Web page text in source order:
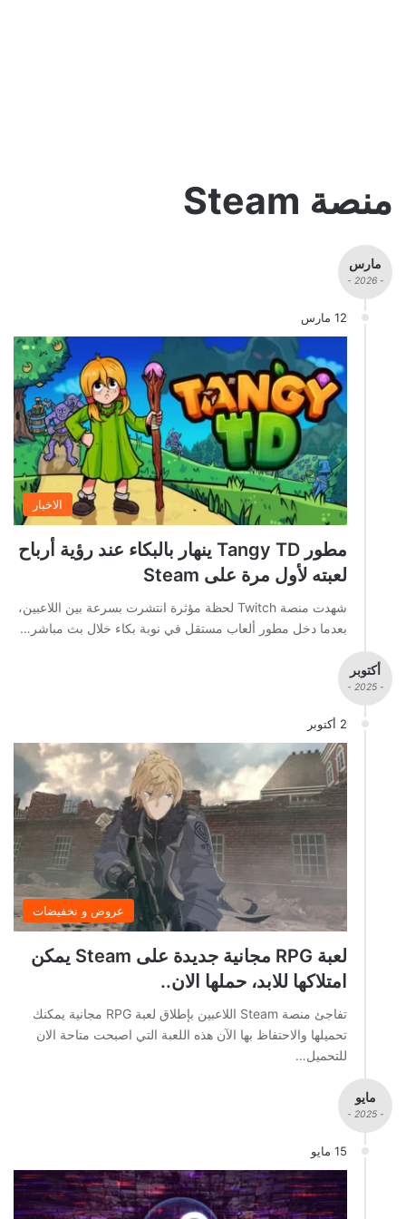
منصة Steam
مارس
- 2026 -
12 مارس
الاخبار
مطور Tangy TD ينهار بالبكاء عند رؤية أرباح
لعبته لأول مرة على Steam
شهدت منصة Twitch لحظة مؤثرة انتشرت بسرعة بين اللاعبين،
بعدما دخل مطور ألعاب مستقل في نوبة بكاء خلال بث مباشر…
أكتوبر
- 2025 -
2 أكتوبر
عروض و تخفيضات
لعبة RPG مجانية جديدة على Steam يمكن
امتلاكها للابد، حملها الان..
تفاجئ منصة Steam اللاعبين بإطلاق لعبة RPG مجانية يمكنك
تحميلها والاحتفاظ بها الآن هذه اللعبة التي اصبحت متاحة الان
للتحميل…
مايو
- 2025 -
15 مايو